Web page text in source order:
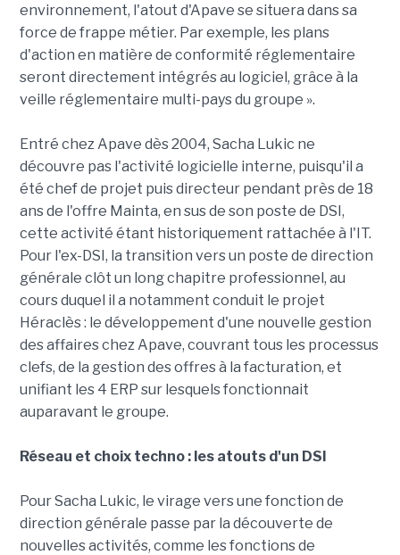
environnement, l'atout d'Apave se situera dans sa
force de frappe métier. Par exemple, les plans
d'action en matière de conformité réglementaire
seront directement intégrés au logiciel, grâce à la
veille réglementaire multi-pays du groupe ».
Entré chez Apave dès 2004, Sacha Lukic ne
découvre pas l'activité logicielle interne, puisqu'il a
été chef de projet puis directeur pendant près de 18
ans de l'offre Mainta, en sus de son poste de DSI,
cette activité étant historiquement rattachée à l'IT.
Pour l'ex-DSI, la transition vers un poste de direction
générale clôt un long chapitre professionnel, au
cours duquel il a notamment conduit le projet
Héraclès : le développement d'une nouvelle gestion
des affaires chez Apave, couvrant tous les processus
clefs, de la gestion des offres à la facturation, et
unifiant les 4 ERP sur lesquels fonctionnait
auparavant le groupe.
Réseau et choix techno : les atouts d'un DSI
Pour Sacha Lukic, le virage vers une fonction de
direction générale passe par la découverte de
nouvelles activités, comme les fonctions de